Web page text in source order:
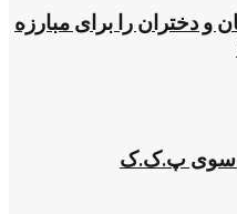
دختران را برای مبارزه
از سوی پ.ک.ک